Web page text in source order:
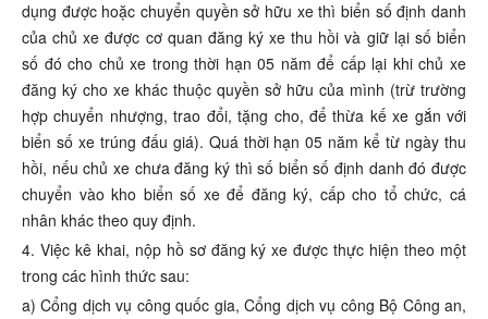
dụng được hoặc chuyển quyền sở hữu xe thì biển số định danh
của chủ xe được cơ quan đăng ký xe thu hồi và giữ lại số biển
số đó cho chủ xe trong thời hạn 05 năm để cấp lại khi chủ xe
đăng ký cho xe khác thuộc quyền sở hữu của mình (trừ trường
hợp chuyển nhượng, trao đổi, tặng cho, để thừa kế xe gắn với
biển số xe trúng đấu giá). Quá thời hạn 05 năm kể từ ngày thu
hồi, nếu chủ xe chưa đăng ký thì số biển số định danh đó được
chuyển vào kho biển số xe để đăng ký, cấp cho tổ chức, cá
nhân khác theo quy định.
4. Việc kê khai, nộp hồ sơ đăng ký xe được thực hiện theo một
trong các hình thức sau:
a) Cổng dịch vụ công quốc gia, Cổng dịch vụ công Bộ Công an,